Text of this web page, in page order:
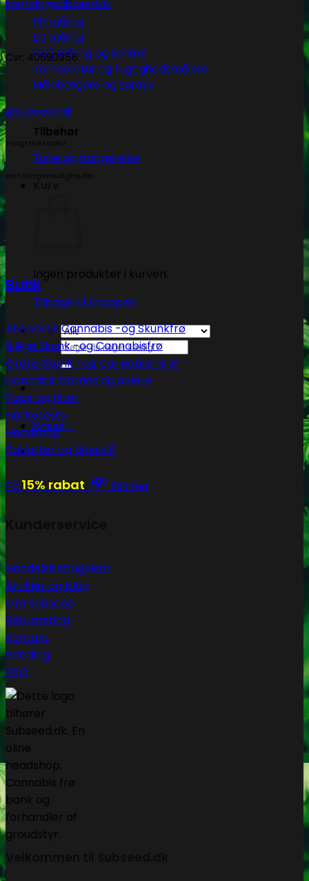
PH måling
EC måling
Co2 måling og kontrol
Temperatur og fugtighedsmålere
Målebægere og sprays
Tilbehør
Tape og fastgørelse
Ingen produkter i kurven.
Tilbage til shoppen
Søg
efter:
Kasse +
Kontakt@subseed.dk
Cvr: 40690956
@subseed.dk
Butik
Alle vores Cannabis -og Skunkfrø
Billige Skunk -og Cannabisfrø
Gratis Skunk -og Cannabisfrø 🌿
Cannabis brands og avlere
Papir og filter
Narkotests
Headshop
Rabatter og tilbud💰
Få 15% rabat 💸 Klik her
Handelsbetingelser
Artikler og blog
Om Subseed
Returnering
Kontakt
Betaling
FAQ